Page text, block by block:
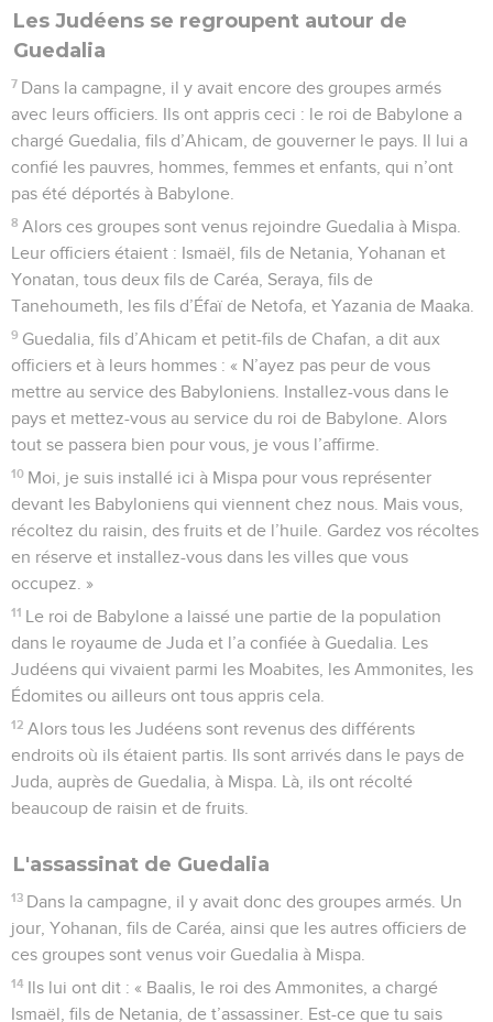
Les Judéens se regroupent autour de
Guedalia
7 Dans la campagne, il y avait encore des groupes armés
avec leurs officiers. Ils ont appris ceci : le roi de Babylone a
chargé Guedalia, fils d’Ahicam, de gouverner le pays. Il lui a
confié les pauvres, hommes, femmes et enfants, qui n’ont
pas été déportés à Babylone.
8 Alors ces groupes sont venus rejoindre Guedalia à Mispa.
Leur officiers étaient : Ismaël, fils de Netania, Yohanan et
Yonatan, tous deux fils de Caréa, Seraya, fils de
Tanehoumeth, les fils d’Éfaï de Netofa, et Yazania de Maaka.
9 Guedalia, fils d’Ahicam et petit-fils de Chafan, a dit aux
officiers et à leurs hommes : « N’ayez pas peur de vous
mettre au service des Babyloniens. Installez-vous dans le
pays et mettez-vous au service du roi de Babylone. Alors
tout se passera bien pour vous, je vous l’affirme.
10 Moi, je suis installé ici à Mispa pour vous représenter
devant les Babyloniens qui viennent chez nous. Mais vous,
récoltez du raisin, des fruits et de l’huile. Gardez vos récoltes
en réserve et installez-vous dans les villes que vous
occupez. »
11 Le roi de Babylone a laissé une partie de la population
dans le royaume de Juda et l’a confiée à Guedalia. Les
Judéens qui vivaient parmi les Moabites, les Ammonites, les
Édomites ou ailleurs ont tous appris cela.
12 Alors tous les Judéens sont revenus des différents
endroits où ils étaient partis. Ils sont arrivés dans le pays de
Juda, auprès de Guedalia, à Mispa. Là, ils ont récolté
beaucoup de raisin et de fruits.
L'assassinat de Guedalia
13 Dans la campagne, il y avait donc des groupes armés. Un
jour, Yohanan, fils de Caréa, ainsi que les autres officiers de
ces groupes sont venus voir Guedalia à Mispa.
14 Ils lui ont dit : « Baalis, le roi des Ammonites, a chargé
Ismaël, fils de Netania, de t’assassiner. Est-ce que tu sais